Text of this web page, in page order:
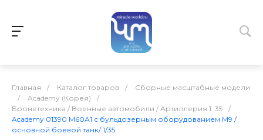
Главная / Каталог товаров /
Сборные масштабные модели
/
Academy (Корея)
/
Бронетехника / Военные автомобили / Артиллерия 1: 35
/
Academy 01390 M60A1 с бульдозерным оборудованием M9 /
основной боевой танк/ 1/35